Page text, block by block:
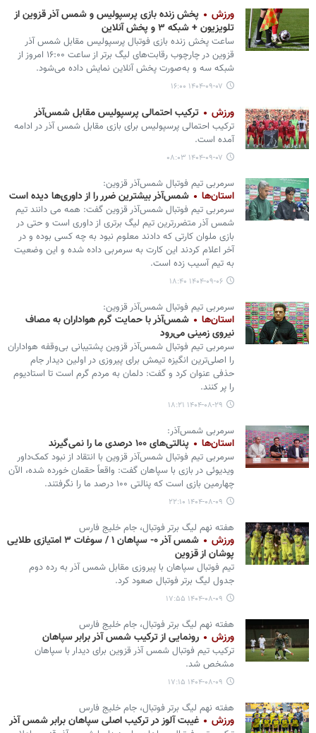
ورزش
پخش زنده بازی پرسپولیس و شمس آذر قزوین از
تلویزیون + شبکه ۳ و پخش آنلاین
ساعت پخش زنده بازی فوتبال پرسپولیس مقابل شمس آذر
قزوین در چارچوب رقابت‌های لیگ برتر از ساعت ۱۶:۰۰ امروز از
شبکه سه و به‌صورت پخش آنلاین نمایش داده می‌شود.
۱۴۰۴-۰۹-۰۷ ۱۶:۰۰
ورزش ترکیب احتمالی پرسپولیس مقابل شمس‌آذر
ترکیب احتمالی پرسپولیس برای بازی مقابل شمس آذر در ادامه
آمده است.
۱۴۰۴-۰۹-۰۷ ۰۸:۰۳
سرمربی تیم فوتبال شمس‌آذر قزوین:
استان‌ها شمس‌آذر بیشترین ضرر را از داوری‌ها دیده است
سرمربی تیم فوتبال شمس‌آذر قزوین گفت: همه می دانند تیم
شمس آذر متضررترین تیم لیگ برتری از داوری است و حتی در
بازی ملوان کارتی که دادند معلوم نبود به چه کسی بوده و در
آخر اعلام کردند این کارت به سرمربی داده شده و این وضعیت
به تیم آسیب زده است.
۱۴۰۴-۰۹-۰۶ ۱۸:۴۰
سرمربی تیم فوتبال شمس‌آذر قزوین:
استان‌ها
شمس‌آذر با حمایت گرم هواداران به مصاف
نیروی زمینی می‌رود
سرمربی تیم فوتبال شمس‌آذر قزوین پشتیبانی بی‌وقفه هواداران
را اصلی‌ترین انگیزه تیمش برای پیروزی در اولین دیدار جام
حذفی عنوان کرد و گفت: دلمان به مردم گرم است تا استادیوم
را پر کنند.
۱۴۰۴-۰۸-۲۹ ۱۸:۲۱
سرمربی شمس‌آذر:
استان‌ها پنالتی‌های ۱۰۰ درصدی ما را نمی‌گیرند
سرمربی تیم فوتبال شمس‌آذر قزوین با انتقاد از نبود کمک‌داور
ویدیوئی در بازی با سپاهان گفت:‌ واقعاً حقمان خورده شده، الآن
چهارمین بازی است که پنالتی ۱۰۰ درصد ما را نگرفتند.
۱۴۰۴-۰۸-۰۹ ۲۲:۱۰
هفته نهم لیگ برتر فوتبال، جام خلیج فارس
ورزش
شمس آذر ۰- سپاهان ۱ / سوغات ۳ امتیازی طلایی
پوشان از قزوین
تیم فوتبال سپاهان با پیروزی مقابل شمس آذر به رده دوم
جدول لیگ برتر فوتبال صعود کرد.
۱۴۰۴-۰۸-۰۹ ۱۷:۵۵
هفته نهم لیگ برتر فوتبال، جام خلیج فارس
ورزش رونمایی از ترکیب شمس آذر برابر سپاهان
ترکیب تیم فوتبال شمس آذر قزوین برای دیدار با سپاهان
مشخص شد.
۱۴۰۴-۰۸-۰۹ ۱۷:۱۵
هفته نهم لیگ برتر فوتبال، جام خلیج فارس
ورزش غیبت آلوز در ترکیب اصلی سپاهان برابر شمس آذر